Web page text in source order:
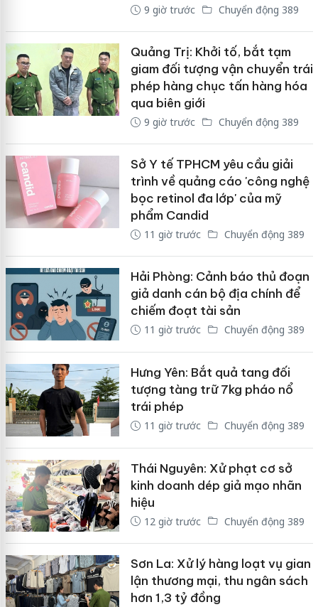
9 giờ trước Chuyển động 389
Quảng Trị: Khởi tố, bắt tạm
giam đối tượng vận chuyển trái
phép hàng chục tấn hàng hóa
qua biên giới
9 giờ trước Chuyển động 389
Sở Y tế TPHCM yêu cầu giải
trình về quảng cáo 'công nghệ
bọc retinol đa lớp' của mỹ
phẩm Candid
11 giờ trước Chuyển động 389
Hải Phòng: Cảnh báo thủ đoạn
giả danh cán bộ địa chính để
chiếm đoạt tài sản
11 giờ trước Chuyển động 389
Hưng Yên: Bắt quả tang đối
tượng tàng trữ 7kg pháo nổ
trái phép
11 giờ trước Chuyển động 389
Thái Nguyên: Xử phạt cơ sở
kinh doanh dép giả mạo nhãn
hiệu
12 giờ trước Chuyển động 389
Sơn La: Xử lý hàng loạt vụ gian
lận thương mại, thu ngân sách
hơn 1,3 tỷ đồng